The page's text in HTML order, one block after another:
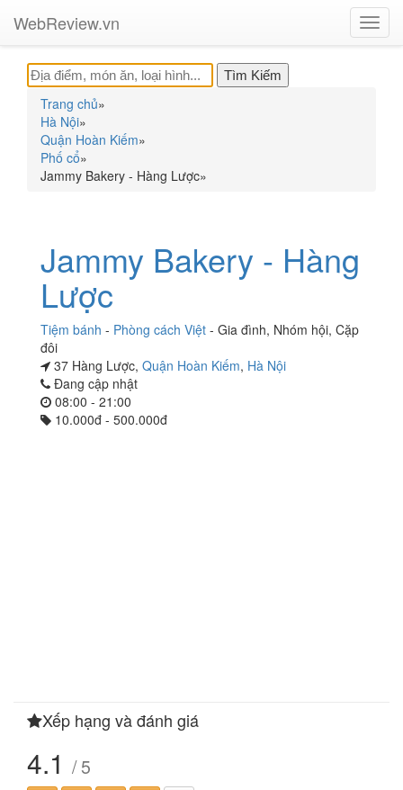
WebReview.vn
Trang chủ»
Hà Nội»
Quận Hoàn Kiếm»
Phố cổ»
Jammy Bakery - Hàng Lược»
Jammy Bakery - Hàng
Lược
Tiệm bánh - Phòng cách Việt - Gia đình, Nhóm hội, Cặp
đôi
37 Hàng Lược, Quận Hoàn Kiếm, Hà Nội
Đang cập nhật
08:00 - 21:00
10.000đ - 500.000đ
Xếp hạng và đánh giá
4.1 / 5